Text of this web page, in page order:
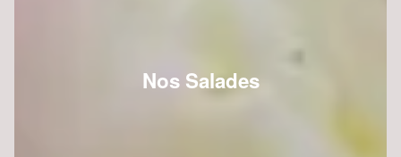
Nos Salades